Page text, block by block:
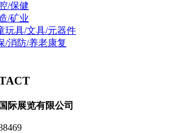
/保健
/矿业
玩具/文具/元器件
/消防/养老康复
际展览有限公司